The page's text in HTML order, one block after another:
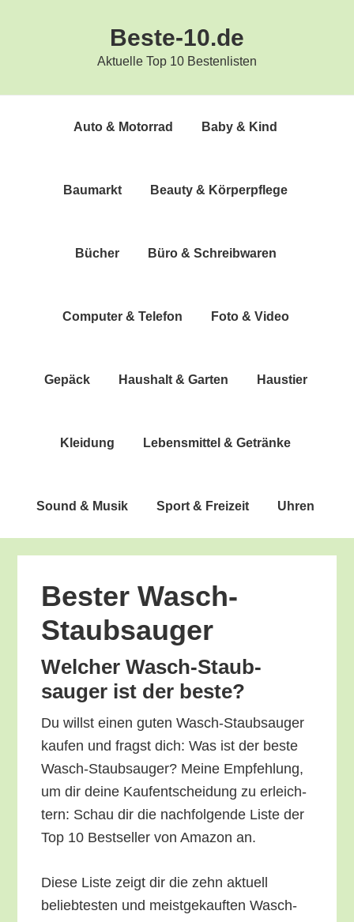
Beste-10.de
Aktuelle Top 10 Bestenlisten
Auto & Motorrad Baby & Kind
Bau­markt Beau­ty & Körperpflege
Bücher Büro & Schreibwaren
Com­pu­ter & Telefon Foto & Video
Gepäck Haus­halt & Garten Haus­tier
Klei­dung Lebens­mit­tel & Getränke
Sound & Musik Sport & Freizeit Uhren
Bes­ter Wasch-
Staubsauger
Wel­cher Wasch-Staub­
sauger ist der beste?
Du willst einen guten Wasch-Staub­sauger
kau­fen und fragst dich: Was ist der bes­te
Wasch-Staub­sauger? Mei­ne Emp­feh­lung,
um dir dei­ne Kauf­ent­schei­dung zu erleich­
tern: Schau dir die nach­fol­gen­de Lis­te der
Top 10 Best­sel­ler von Ama­zon an.
Die­se Lis­te zeigt dir die zehn aktu­ell
belieb­tes­ten und meist­ge­kauf­ten Wasch-